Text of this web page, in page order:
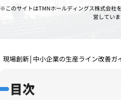
※このサイトはTMNホールディングス株式会社
営していま
現場創新│中小企業の生産ライン改善ガ
目次